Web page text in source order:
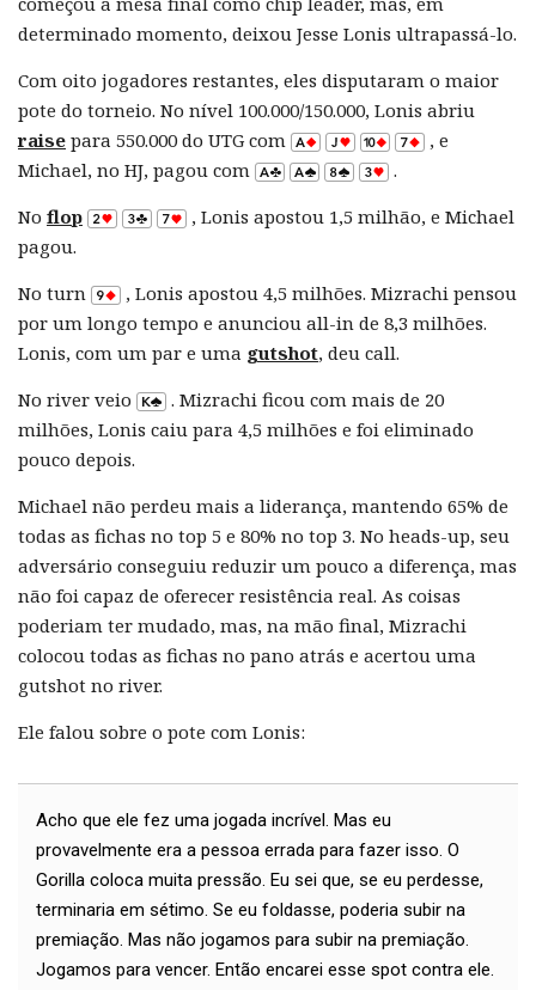
determinado momento, deixou Jesse Lonis ultrapassá-lo.
Com oito jogadores restantes, eles disputaram o maior
pote do torneio. No nível 100.000/150.000, Lonis abriu
raise para 550.000 do UTG com
, e
Michael, no HJ, pagou com
.
No flop
, Lonis apostou 1,5 milhão, e Michael
pagou.
No turn
, Lonis apostou 4,5 milhões. Mizrachi pensou
por um longo tempo e anunciou all-in de 8,3 milhões.
Lonis, com um par e uma gutshot, deu call.
No river veio
. Mizrachi ficou com mais de 20
milhões, Lonis caiu para 4,5 milhões e foi eliminado
pouco depois.
Michael não perdeu mais a liderança, mantendo 65% de
todas as fichas no top 5 e 80% no top 3. No heads-up, seu
adversário conseguiu reduzir um pouco a diferença, mas
não foi capaz de oferecer resistência real. As coisas
poderiam ter mudado, mas, na mão final, Mizrachi
colocou todas as fichas no pano atrás e acertou uma
gutshot no river.
Ele falou sobre o pote com Lonis:
Acho que ele fez uma jogada incrível. Mas eu
provavelmente era a pessoa errada para fazer isso. O
Gorilla coloca muita pressão. Eu sei que, se eu perdesse,
terminaria em sétimo. Se eu foldasse, poderia subir na
premiação. Mas não jogamos para subir na premiação.
Jogamos para vencer. Então encarei esse spot contra ele.